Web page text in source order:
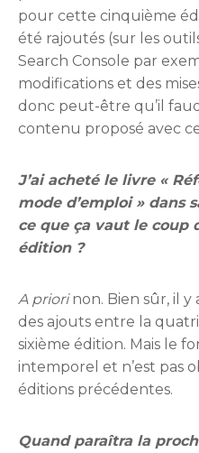
pour cette cinquième
été rajoutés (sur les
Search Console par
modifications et des
donc peut-être qu’il
contenu proposé avec
J’ai acheté le livre «
mode d’emploi » dans
ce que ça vaut le coup
édition ?
A priorinon. Bien sûr, il y
des ajouts entre la
sixième édition. Mais le
intemporel et n’est pas
éditions précédentes.
Quand paraîtra la